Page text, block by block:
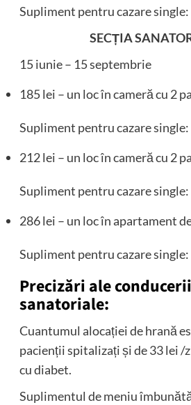
Supliment pentru cazare single:
SECȚIA
15 iunie – 15 septembrie
185 lei – un loc în cameră cu 2
Supliment pentru cazare single:
212 lei – un loc în cameră cu 2
Supliment pentru cazare single:
286 lei – un loc în apartament
Supliment pentru cazare single:
Precizări ale
sanatoriale:
Cuantumul alocației de hrană
pacienții spitalizați și de 33 lei
cu diabet.
Suplimentul de meniu